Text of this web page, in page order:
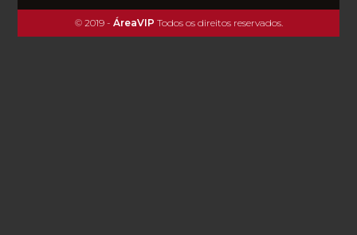
© 2019 - ÁreaVIP Todos os direitos reservados.